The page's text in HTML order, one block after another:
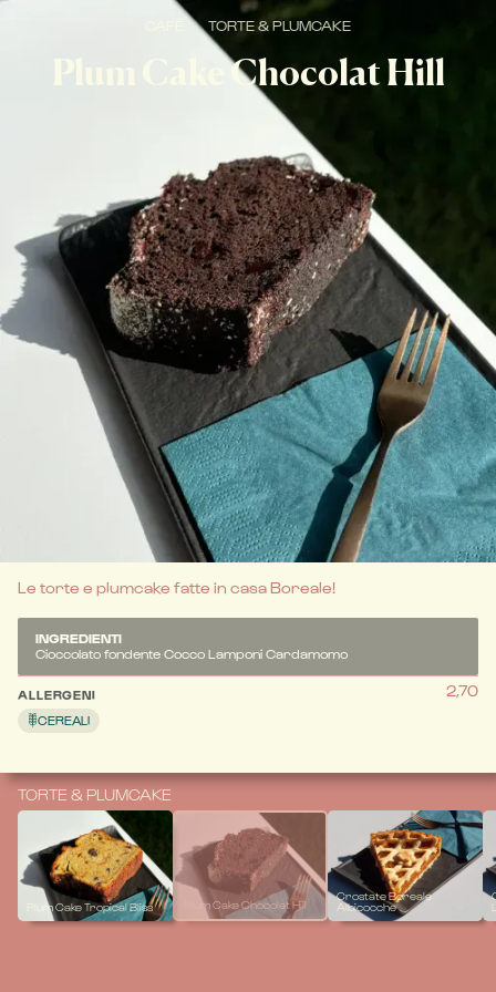
TORTE & PLUMCAKE
Plum Cake Chocolat Hill
Plumcake al Cioccolato fondente, Cocco, Lamponi e un
tocco speziato di Cardamomo per un’esperienza gustativa
cangiante come un sogno.
Le torte e plumcake fatte in casa Boreale!
INGREDIENTI
Cioccolato fondente Cocco Lamponi Cardamomo
ALLERGENI
CEREALI
2,70
TORTE & PLUMCAKE
Plum Cake Tropical Bliss Plum Cake Chocolat Hill
Crostate Boreale
Albicocche